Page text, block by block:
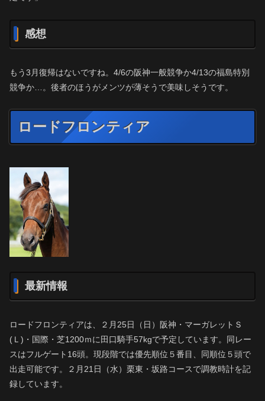
感想
もう3月復帰はないですね。4/6の阪神一般競争か4/13の福島特別
競争か…。後者のほうがメンツが薄そうで美味しそうです。
ロードフロンティア
最新情報
ロードフロンティアは、２月25日（日）阪神・マーガレットＳ
(Ｌ)・国際・芝1200ｍに田口騎手57kgで予定しています。同レー
スはフルゲート16頭。現段階では優先順位５番目、同順位５頭で
出走可能です。２月21日（水）栗東・坂路コースで調教時計を記
録しています。